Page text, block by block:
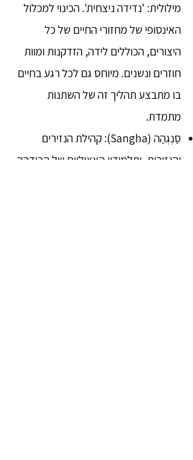
מילולית: 'נדידה ניצחית'. הכינוי למכלול
האינסופי של מחזורי החיים של כל
היצורים, הכוללים לידה, הזדקנות ומוות
חוזרים ונשנים. מיוחס גם לכל רגע בחיים
בו מתבצע תהליך זה של השתנות
מתמדת.
סַנְגְהַה (Sangha): קהילת הנזירים
והנזירות, ותלמידיו האציליים של הבּוּדְּהַה.